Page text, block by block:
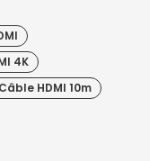
4K
Câble HDMI 10m